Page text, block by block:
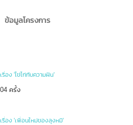
ข้อมูลโครงการ
รื่อง 'ไข่ไก่กับความฝัน'
ครั้ง
รื่อง 'เพื่อนใหม่ของลุงหมี'